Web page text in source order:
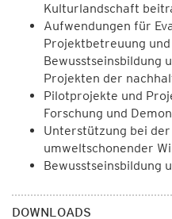
Kulturlandschaft
Aufwendungen für
Projektbetreuung
Bewusstseinsbildung
Projekten der
Pilotprojekte und
Forschung und
Unterstützung bei
umweltschonender
Bewusstseinsbildung
DOWNLOADS